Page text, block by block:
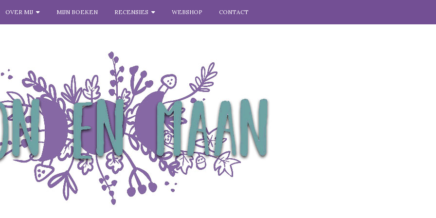
OVER MIJ MIJN BOEKEN RECENSIES WEBSHOP CONTACT